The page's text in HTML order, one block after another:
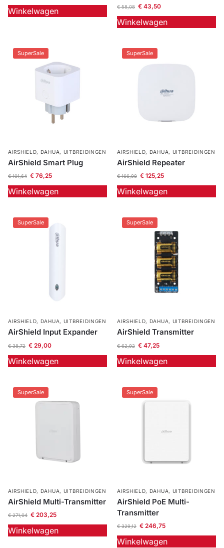
Outlet
service
Winkelwagen €58,08 €43,50
Winkelwagen
SuperSale
AIRSHIELD, DAHUA, UITBREIDINGEN
AirShield Smart Plug
€101,64 €76,25
Winkelwagen
SuperSale
AIRSHIELD, DAHUA, UITBREIDINGEN
AirShield Repeater
€166,98 €125,25
Winkelwagen
SuperSale
AIRSHIELD, DAHUA, UITBREIDINGEN
AirShield Input Expander
€38,72 €29,00
Winkelwagen
SuperSale
AIRSHIELD, DAHUA, UITBREIDINGEN
AirShield Transmitter
€62,92 €47,25
Winkelwagen
SuperSale
AIRSHIELD, DAHUA, UITBREIDINGEN
AirShield Multi-Transmitter
€271,04 €203,25
Winkelwagen
SuperSale
AIRSHIELD, DAHUA, UITBREIDINGEN
AirShield PoE Multi-
Transmitter
€329,12 €246,75
Winkelwagen